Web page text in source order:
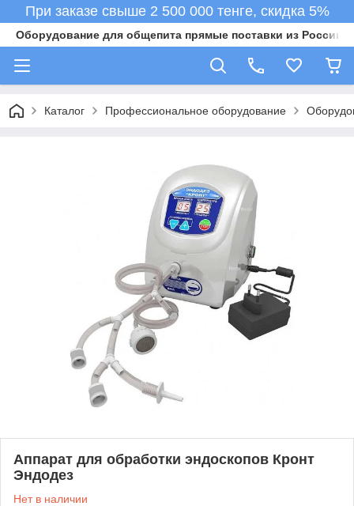
При заказе свыше 2 500 000 тенге, скидка 5%
Оборудование для общепита прямые поставки из России в
Каталог Профессиональное оборудование
Аппарат для обработки эндоскопов Кронт
Эндодез
Нет в наличии